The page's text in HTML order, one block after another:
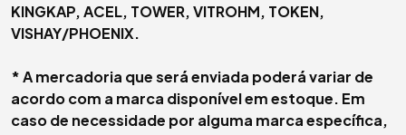
KINGKAP, ACEL, TOWER, VITROHM, TOKEN,
VISHAY/PHOENIX.
* A mercadoria que será enviada poderá variar de
acordo com a marca disponível em estoque. Em
caso de necessidade por alguma marca específica,